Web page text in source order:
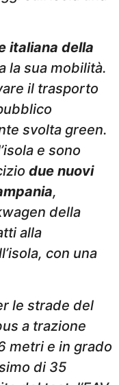
italiana della
la sua mobilità.
il trasporto
svolta green.
e sono
due nuovi
,
della
alla
con una
le strade del
a trazione
metri e in grado
di 35